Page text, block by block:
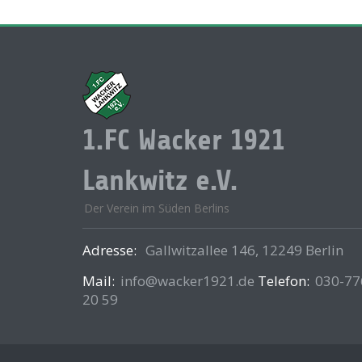
1.FC Wacker 1921
Lankwitz e.V.
Der Verein im Süden Berlins
Adresse: Gallwitzallee 146, 12249 Berlin
Mail: info@wacker1921.de Telefon: 030-
20 59